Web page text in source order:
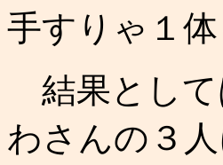
手すりゃ１
結果として
わさんの３